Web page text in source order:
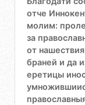
отче
молим:
за
от
браней и да
еретицы